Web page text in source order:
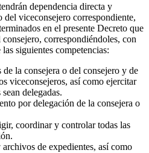
dependencia directa y
del viceconsejero correspondiente,
en el presente Decreto que
correspondiéndoles, con
siguientes competencias:
la consejera o del consejero y de
viceconsejeros, así como ejercitar
delegadas.
por delegación de la consejera o
coordinar y controlar todas las
de expedientes, así como